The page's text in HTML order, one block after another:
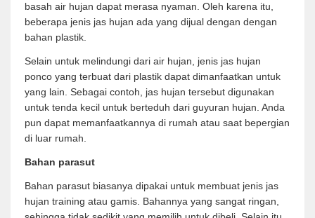
basah air hujan dapat merasa nyaman. Oleh karena itu,
beberapa jenis jas hujan ada yang dijual dengan dengan
bahan plastik.
Selain untuk melindungi dari air hujan, jenis jas hujan
ponco yang terbuat dari plastik dapat dimanfaatkan untuk
yang lain. Sebagai contoh, jas hujan tersebut digunakan
untuk tenda kecil untuk berteduh dari guyuran hujan. Anda
pun dapat memanfaatkannya di rumah atau saat bepergian
di luar rumah.
Bahan parasut
Bahan parasut biasanya dipakai untuk membuat jenis jas
hujan training atau gamis. Bahannya yang sangat ringan,